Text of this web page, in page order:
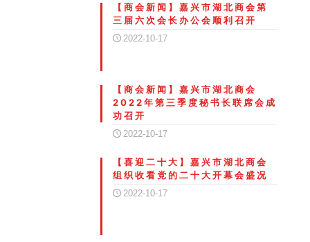
【商会新闻】嘉兴市湖北商会第
三届六次会长办公会顺利召开
2022-10-17
【商会新闻】嘉兴市湖北商会
2022年第三季度秘书长联席会成
功召开
2022-10-17
【喜迎二十大】嘉兴市湖北商会
组织收看党的二十大开幕会盛况
2022-10-17